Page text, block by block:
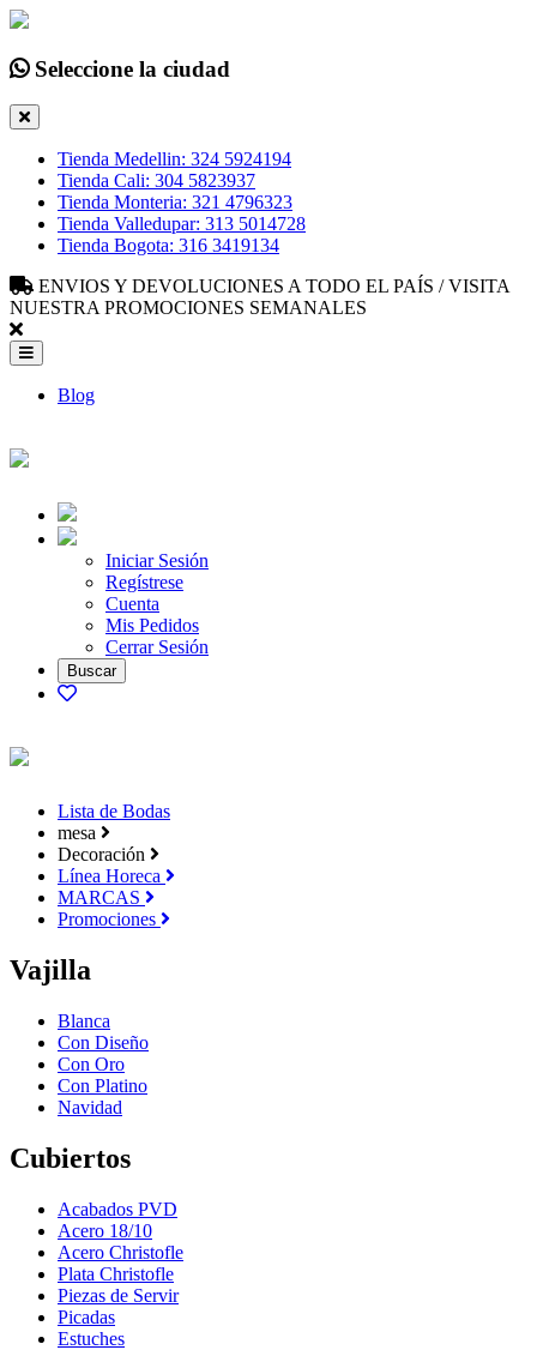
Seleccione la ciudad
Tienda Medellin: 324 5924194
Tienda Cali: 304 5823937
Tienda Monteria: 321 4796323
Tienda Valledupar: 313 5014728
Tienda Bogota: 316 3419134
ENVIOS Y DEVOLUCIONES A TODO EL PAÍS / VISITA
NUESTRA PROMOCIONES SEMANALES
Blog
Iniciar Sesión
Regístrese
Cuenta
Mis Pedidos
Cerrar Sesión
Lista de Bodas
mesa
Decoración
Línea Horeca
MARCAS
Promociones
Vajilla
Blanca
Con Diseño
Con Oro
Con Platino
Navidad
Cubiertos
Acabados PVD
Acero 18/10
Acero Christofle
Plata Christofle
Piezas de Servir
Picadas
Estuches